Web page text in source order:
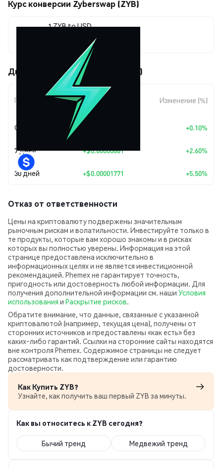
Курс конверсии Zyberswap (ZYB)
1 ZYB to USD
Движения цены Zyberswap (ZYB)
Период
Изменение
суммы
Изменение (%)
Сегодня +0.10%
7 дней +$0.00000861 +2.60%
30 дней +$0.00001771 +5.50%
Отказ от ответственности
Цены на криптовалюту подвержены значительным
рыночным рискам и волатильности. Инвестируйте только в
те продукты, которые вам хорошо знакомы и в рисках
которых вы полностью уверены. Информация на этой
странице предоставлена исключительно в
информационных целях и не является инвестиционной
рекомендацией. Phemex не гарантирует точность,
пригодность или достоверность любой информации. Для
получения дополнительной информации см. наши Условия
использования и Раскрытие рисков.
Обратите внимание, что данные, связанные с указанной
криптовалютой (например, текущая цена), получены от
сторонних источников и предоставлены «как есть» без
каких‑либо гарантий. Ссылки на сторонние сайты находятся
вне контроля Phemex. Содержимое страницы не следует
рассматривать как подтверждение или гарантию
достоверности.
Как Купить ZYB?
Узнайте, как получить ваш первый ZYB за минуты.
Как вы относитесь к ZYB сегодня?
Бычий тренд Медвежий тренд